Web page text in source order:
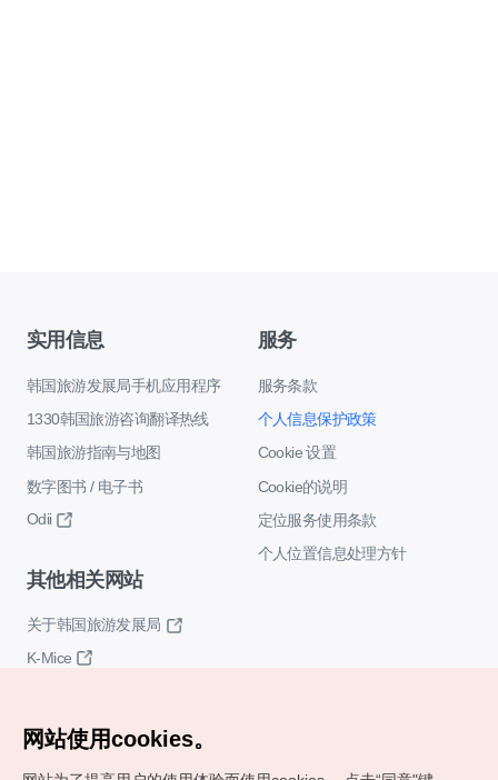
实用信息
韩国旅游发展局手机应用程序
1330韩国旅游咨询翻译热线
韩国旅游指南与地图
数字图书 / 电子书
Odii
服务
服务条款
个人信息保护政策
Cookie 设置
Cookie的说明
定位服务使用条款
个人位置信息处理方针
其他相关网站
关于韩国旅游发展局
K-Mice
网站使用cookies。